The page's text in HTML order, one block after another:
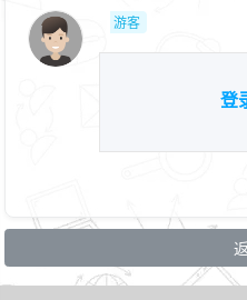
游客
登